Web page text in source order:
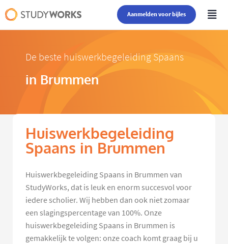
Aanmelden voor bijles
De beste huiswerkbegeleiding Spaans
in Brummen
Huiswerkbegeleiding
Spaans in Brummen
Huiswerkbegeleiding Spaans in Brummen van
StudyWorks, dat is leuk en enorm succesvol voor
iedere scholier. Wij hebben dan ook niet zomaar
een slagingspercentage van 100%. Onze
huiswerkbegeleiding Spaans in Brummen is
gemakkelijk te volgen: onze coach komt graag bij u